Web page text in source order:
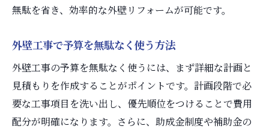
無駄を省き、効率的な外壁リフォームが可能です。
外壁工事で予算を無駄なく使う方法
外壁工事の予算を無駄なく使うには、まず詳細な計画と
見積もりを作成することがポイントです。計画段階で必
要な工事項目を洗い出し、優先順位をつけることで費用
配分が明確になります。さらに、助成金制度や補助金の